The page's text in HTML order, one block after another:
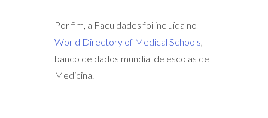
Por fim, a Faculdades foi incluída no
World Directory of Medical Schools
banco de dados mundial de escolas de
Medicina.